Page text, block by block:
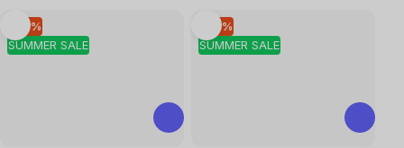
SUMMER SALE
–10 %
SUMMER SALE
–10 %